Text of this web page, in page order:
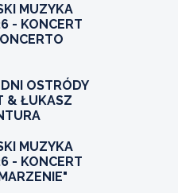
MUZYKA
- KONCERT
OSTRÓDY
& ŁUKASZ
MUZYKA
- KONCERT